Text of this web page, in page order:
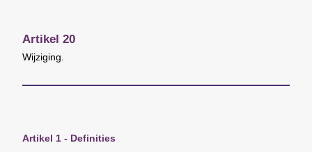
Artikel 20
Wijziging.
Artikel 1 - Definities